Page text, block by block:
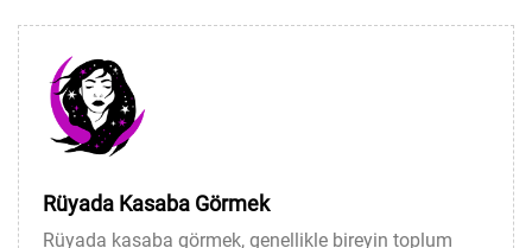
Rüyada Kasaba Görmek
Rüyada kasaba görmek, genellikle bireyin toplum